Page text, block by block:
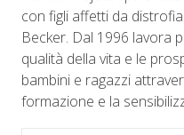
con figli affetti da
Becker. Dal 1996 lavora
qualità della vita e le
bambini e ragazzi
formazione e la